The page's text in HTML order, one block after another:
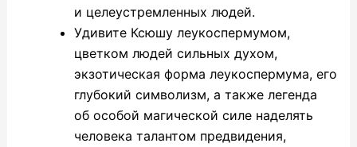
и целеустремленных людей.
Удивите Ксюшу леукоспермумом,
цветком людей сильных духом,
экзотическая форма леукоспермума, его
глубокий символизм, а также легенда
об особой магической силе наделять
человека талантом предвидения,